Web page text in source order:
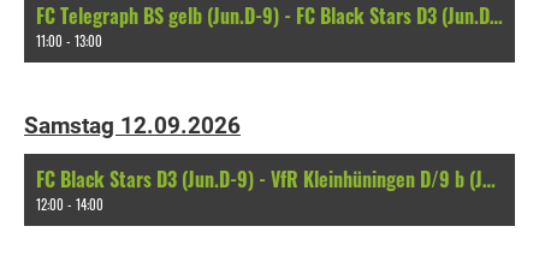
FC Telegraph BS gelb (Jun.D-9) - FC Black Stars D3 (Jun.D-9)
11:00 - 13:00
Samstag 12.09.2026
FC Black Stars D3 (Jun.D-9) - VfR Kleinhüningen D/9 b (Jun.D-9)
12:00 - 14:00